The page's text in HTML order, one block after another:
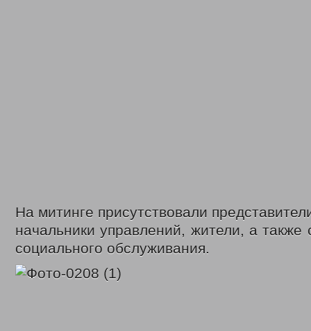
На митинге присутствовали
начальники управлений, жители, а также
социального обслуживания.